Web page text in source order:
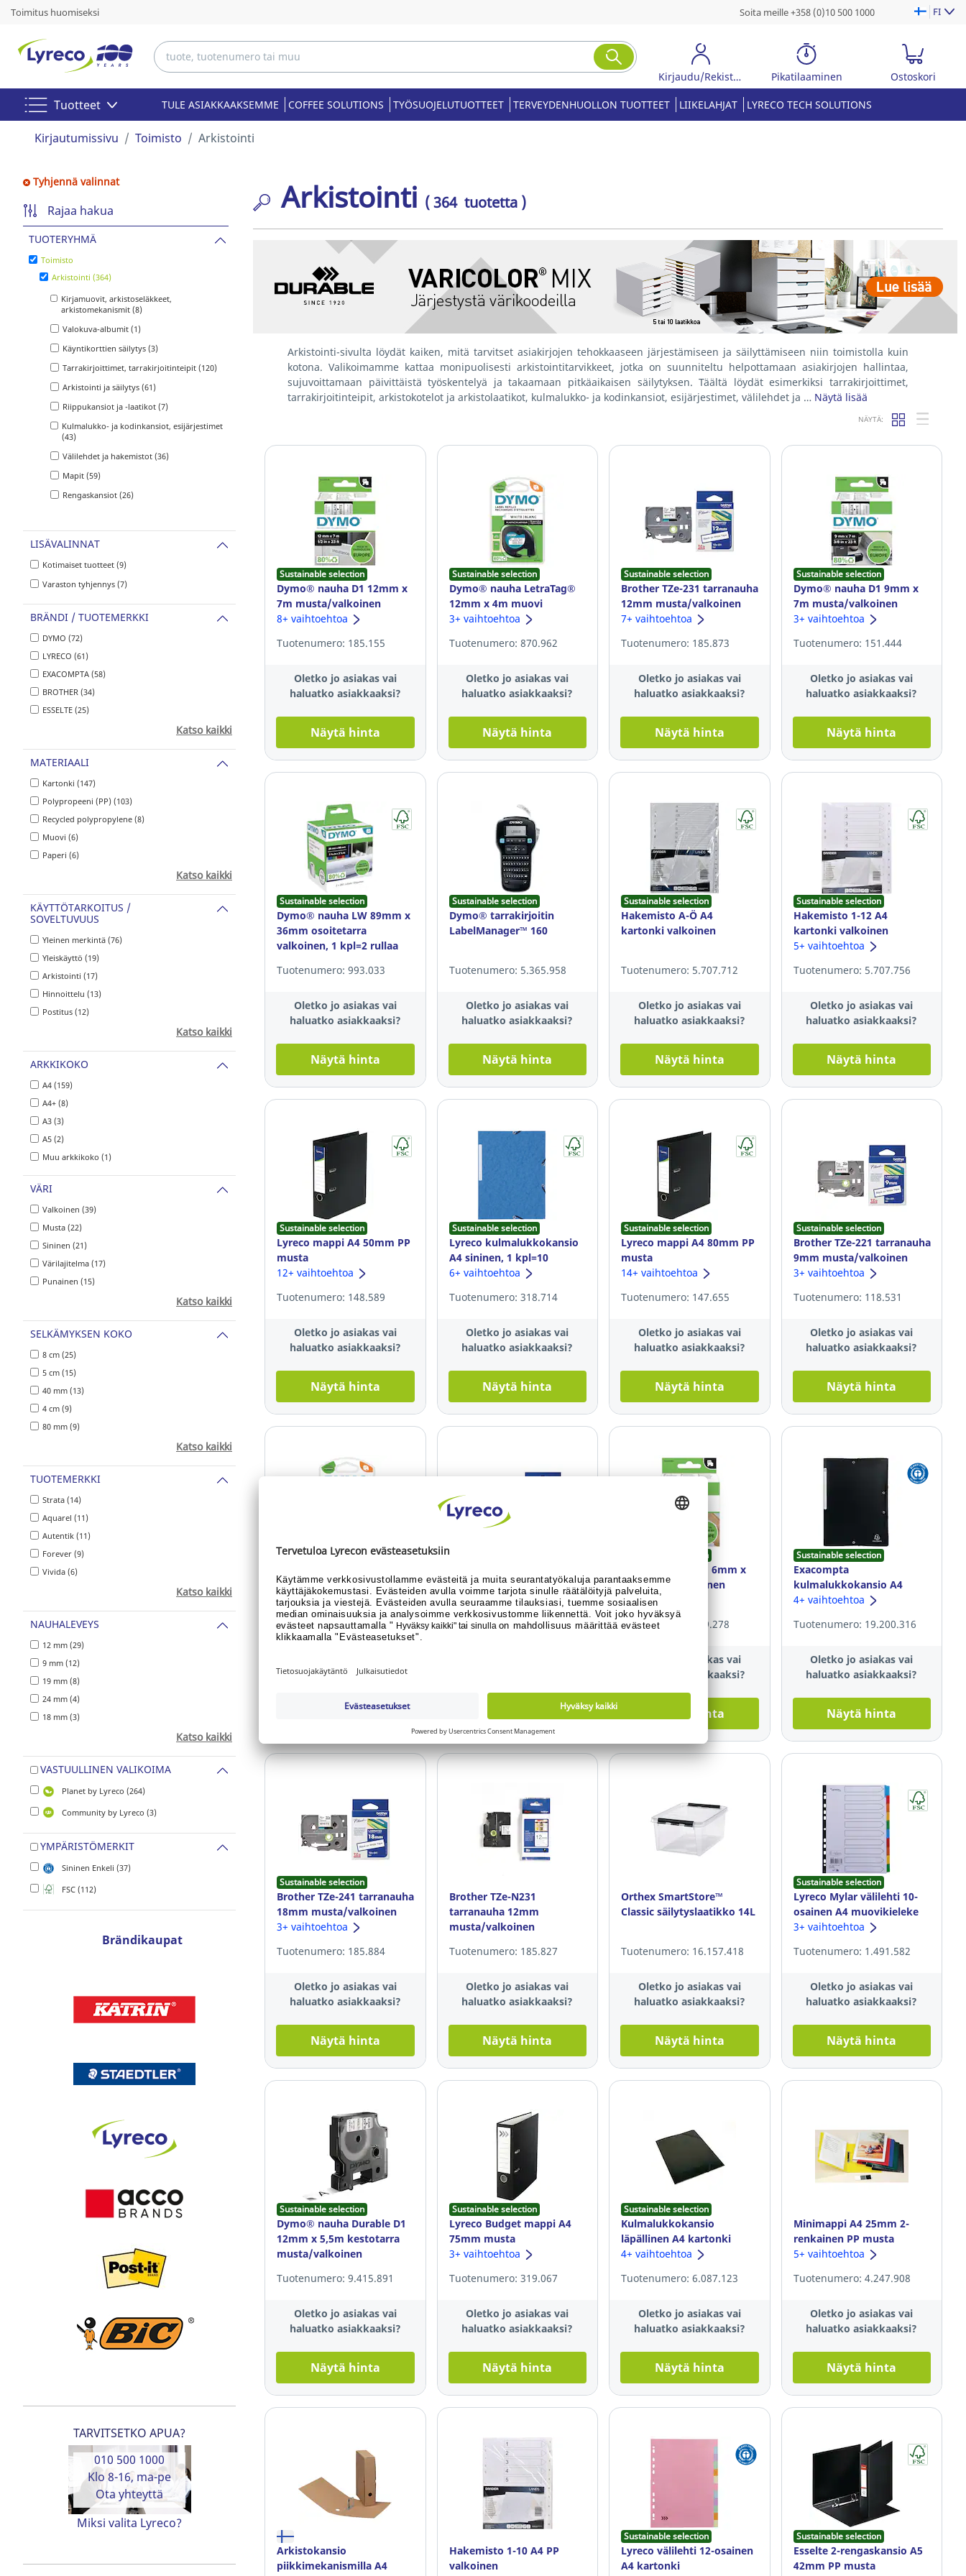
Toimitus huomiseksi Soita meille +358 (0)10 500 1000 FI
Kirjaudu/Rekisteröidy Pikatilaaminen Ostoskori
Tuotteet TULE ASIAKKAAKSEMME COFFEE SOLUTIONS TYÖSUOJELUTUOTTEET TERVEYDENHUOLLON TUOTTEET LIIKELAHJAT LYRECO TECH SOLUTIONS
Kirjautumissivu Toimisto Arkistointi
Tyhjennä valinnat
Rajaa hakua
TUOTERYHMÄ
Toimisto
Arkistointi (364)
Kirjamuovit, arkistoseläkkeet,
arkistomekanismit (8)
Valokuva-albumit (1)
Käyntikorttien säilytys (3)
Tarrakirjoittimet, tarrakirjoitinteipit (120)
Arkistointi ja säilytys (61)
Riippukansiot ja -laatikot (7)
Kulmalukko- ja kodinkansiot, esijärjestimet
(43)
Välilehdet ja hakemistot (36)
Mapit (59)
Rengaskansiot (26)
LISÄVALINNAT
Kotimaiset tuotteet (9)
Varaston tyhjennys (7)
BRÄNDI / TUOTEMERKKI
DYMO (72)
LYRECO (61)
EXACOMPTA (58)
BROTHER (34)
ESSELTE (25)
Katso kaikki
MATERIAALI
Kartonki (147)
Polypropeeni (PP) (103)
Recycled polypropylene (8)
Muovi (6)
Paperi (6)
Katso kaikki
KÄYTTÖTARKOITUS /
SOVELTUVUUS
Yleinen merkintä (76)
Yleiskäyttö (19)
Arkistointi (17)
Hinnoittelu (13)
Postitus (12)
Katso kaikki
ARKKIKOKO
A4 (159)
A4+ (8)
A3 (3)
A5 (2)
Muu arkkikoko (1)
VÄRI
Valkoinen (39)
Musta (22)
Sininen (21)
Värilajitelma (17)
Punainen (15)
Katso kaikki
SELKÄMYKSEN KOKO
8 cm (25)
5 cm (15)
40 mm (13)
4 cm (9)
80 mm (9)
Katso kaikki
TUOTEMERKKI
Strata (14)
Aquarel (11)
Autentik (11)
Forever (9)
Vivida (6)
Katso kaikki
NAUHALEVEYS
12 mm (29)
9 mm (12)
19 mm (8)
24 mm (4)
18 mm (3)
Katso kaikki
VASTUULLINEN VALIKOIMA
Planet by Lyreco (264)
Community by Lyreco (3)
YMPÄRISTÖMERKIT
Sininen Enkeli (37)
FSC (112)
Brändikaupat
TARVITSETKO APUA?
010 500 1000
Klo 8-16, ma-pe
Ota yhteyttä
Miksi valita Lyreco?
Arkistointi ( 364 tuotetta )
Arkistointi-sivulta löydät kaiken, mitä tarvitset asiakirjojen tehokkaaseen järjestämiseen ja säilyttämiseen niin toimistolla kuin
kotona. Valikoimamme kattaa monipuolisesti arkistointitarvikkeet, jotka on suunniteltu helpottamaan asiakirjojen hallintaa,
sujuvoittamaan päivittäistä työskentelyä ja takaamaan pitkäaikaisen säilytyksen. Täältä löydät esimerkiksi tarrakirjoittimet,
tarrakirjoitinteipit, arkistokotelot ja arkistolaatikot, kulmalukko- ja kodinkansiot, esijärjestimet, välilehdet ja … Näytä lisää
NÄYTÄ:
Sustainable selection
Dymo® nauha D1 12mm x
7m musta/valkoinen
8+ vaihtoehtoa
Tuotenumero: 185.155
Oletko jo asiakas vai
haluatko asiakkaaksi?
Näytä hinta
Sustainable selection
Dymo® nauha LetraTag®
12mm x 4m muovi
valkoinen
3+ vaihtoehtoa
Tuotenumero: 870.962
Oletko jo asiakas vai
haluatko asiakkaaksi?
Näytä hinta
Sustainable selection
Brother TZe-231 tarranauha
12mm musta/valkoinen
7+ vaihtoehtoa
Tuotenumero: 185.873
Oletko jo asiakas vai
haluatko asiakkaaksi?
Näytä hinta
Sustainable selection
Dymo® nauha D1 9mm x
7m musta/valkoinen
3+ vaihtoehtoa
Tuotenumero: 151.444
Oletko jo asiakas vai
haluatko asiakkaaksi?
Näytä hinta
Sustainable selection
Dymo® nauha LW 89mm x
36mm osoitetarra
valkoinen, 1 kpl=2 rullaa
Tuotenumero: 993.033
Oletko jo asiakas vai
haluatko asiakkaaksi?
Näytä hinta
Sustainable selection
Dymo® tarrakirjoitin
LabelManager™ 160
Tuotenumero: 5.365.958
Oletko jo asiakas vai
haluatko asiakkaaksi?
Näytä hinta
Sustainable selection
Hakemisto A-Ö A4
kartonki valkoinen
Tuotenumero: 5.707.712
Oletko jo asiakas vai
haluatko asiakkaaksi?
Näytä hinta
Sustainable selection
Hakemisto 1-12 A4
kartonki valkoinen
5+ vaihtoehtoa
Tuotenumero: 5.707.756
Oletko jo asiakas vai
haluatko asiakkaaksi?
Näytä hinta
Sustainable selection
Lyreco mappi A4 50mm PP
musta
12+ vaihtoehtoa
Tuotenumero: 148.589
Oletko jo asiakas vai
haluatko asiakkaaksi?
Näytä hinta
Sustainable selection
Lyreco kulmalukkokansio
A4 sininen, 1 kpl=10
kansiota
6+ vaihtoehtoa
Tuotenumero: 318.714
Oletko jo asiakas vai
haluatko asiakkaaksi?
Näytä hinta
Sustainable selection
Lyreco mappi A4 80mm PP
musta
14+ vaihtoehtoa
Tuotenumero: 147.655
Oletko jo asiakas vai
haluatko asiakkaaksi?
Näytä hinta
Sustainable selection
Brother TZe-221 tarranauha
9mm musta/valkoinen
3+ vaihtoehtoa
Tuotenumero: 118.531
Oletko jo asiakas vai
haluatko asiakkaaksi?
Näytä hinta
Sustainable selection
12mm x 4m paperi
valkoinen
Tuotenumero: 1.141.149
haluatko asiakkaaksi?
Näytä hinta
24mm musta/valkoinen
2+ vaihtoehtoa
Tuotenumero: 180.193
Näytä hinta
Sustainable selection
Dymo® nauha D1 6mm x
7m musta/valkoinen
Tuotenumero: 179.278
Oletko jo asiakas vai
haluatko asiakkaaksi?
Näytä hinta
Sustainable selection
Exacompta
kulmalukkokansio A4
musta
4+ vaihtoehtoa
Tuotenumero: 19.200.316
Oletko jo asiakas vai
haluatko asiakkaaksi?
Näytä hinta
Sustainable selection
Brother TZe-241 tarranauha
18mm musta/valkoinen
3+ vaihtoehtoa
Tuotenumero: 185.884
Oletko jo asiakas vai
haluatko asiakkaaksi?
Näytä hinta
Brother TZe-N231
tarranauha 12mm
musta/valkoinen
Tuotenumero: 185.827
Oletko jo asiakas vai
haluatko asiakkaaksi?
Näytä hinta
Orthex SmartStore™
Classic säilytyslaatikko 14L
Tuotenumero: 16.157.418
Oletko jo asiakas vai
haluatko asiakkaaksi?
Näytä hinta
Sustainable selection
Lyreco Mylar välilehti 10-
osainen A4 muovikieleke
3+ vaihtoehtoa
Tuotenumero: 1.491.582
Oletko jo asiakas vai
haluatko asiakkaaksi?
Näytä hinta
Sustainable selection
Dymo® nauha Durable D1
12mm x 5,5m kestotarra
musta/valkoinen
Tuotenumero: 9.415.891
Oletko jo asiakas vai
haluatko asiakkaaksi?
Näytä hinta
Sustainable selection
Lyreco Budget mappi A4
75mm musta
3+ vaihtoehtoa
Tuotenumero: 319.067
Oletko jo asiakas vai
haluatko asiakkaaksi?
Näytä hinta
Sustainable selection
Kulmalukkokansio
läpällinen A4 kartonki
musta
4+ vaihtoehtoa
Tuotenumero: 6.087.123
Oletko jo asiakas vai
haluatko asiakkaaksi?
Näytä hinta
Minimappi A4 25mm 2-
renkainen PP musta
5+ vaihtoehtoa
Tuotenumero: 4.247.908
Oletko jo asiakas vai
haluatko asiakkaaksi?
Näytä hinta
Arkistokansio
piikkimekanismilla A4
Hakemisto 1-10 A4 PP
valkoinen
Sustainable selection
Lyreco välilehti 12-osainen
A4 kartonki
Sustainable selection
Esselte 2-rengaskansio A5
42mm PP musta